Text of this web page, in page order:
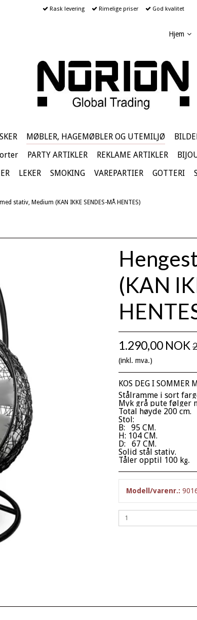
Rask levering Rimelige priser God kvalitet
Hjem
MØBLER, HAGEMØBLER OG UTEMILJØ
PARTY ARTIKLER REKLAME ARTIKLER
LEKER SMOKING VAREPARTIER GOTTERI
stativ, Medium (KAN IKKE SENDES-MÅ HENTES)
(KAN
1.290,00 NOK
(inkl. mva.)
KOS DEG I SOMMER
Stålramme i sort
Myk grå pute følger
Total høyde 200 cm.
Stol:
B: 95 CM.
H: 104 CM.
D: 67 CM.
Solid stål stativ.
Tåler opptil 100 kg.
Modell/varenr.: